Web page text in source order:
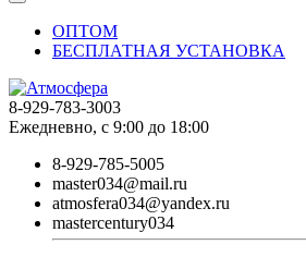
ОПТОМ
БЕСПЛАТНАЯ УСТАНОВКА
8-929-783-3003
Ежедневно, с 9:00 до 18:00
8-929-785-5005
master034@mail.ru
atmosfera034@yandex.ru
mastercentury034